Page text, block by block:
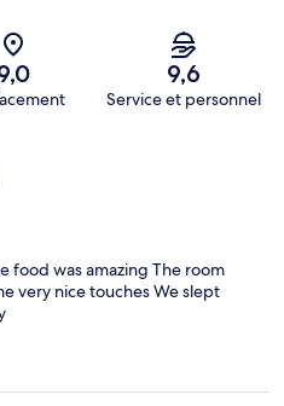
9,6
Service et personnel
food was amazing The room
very nice touches We slept